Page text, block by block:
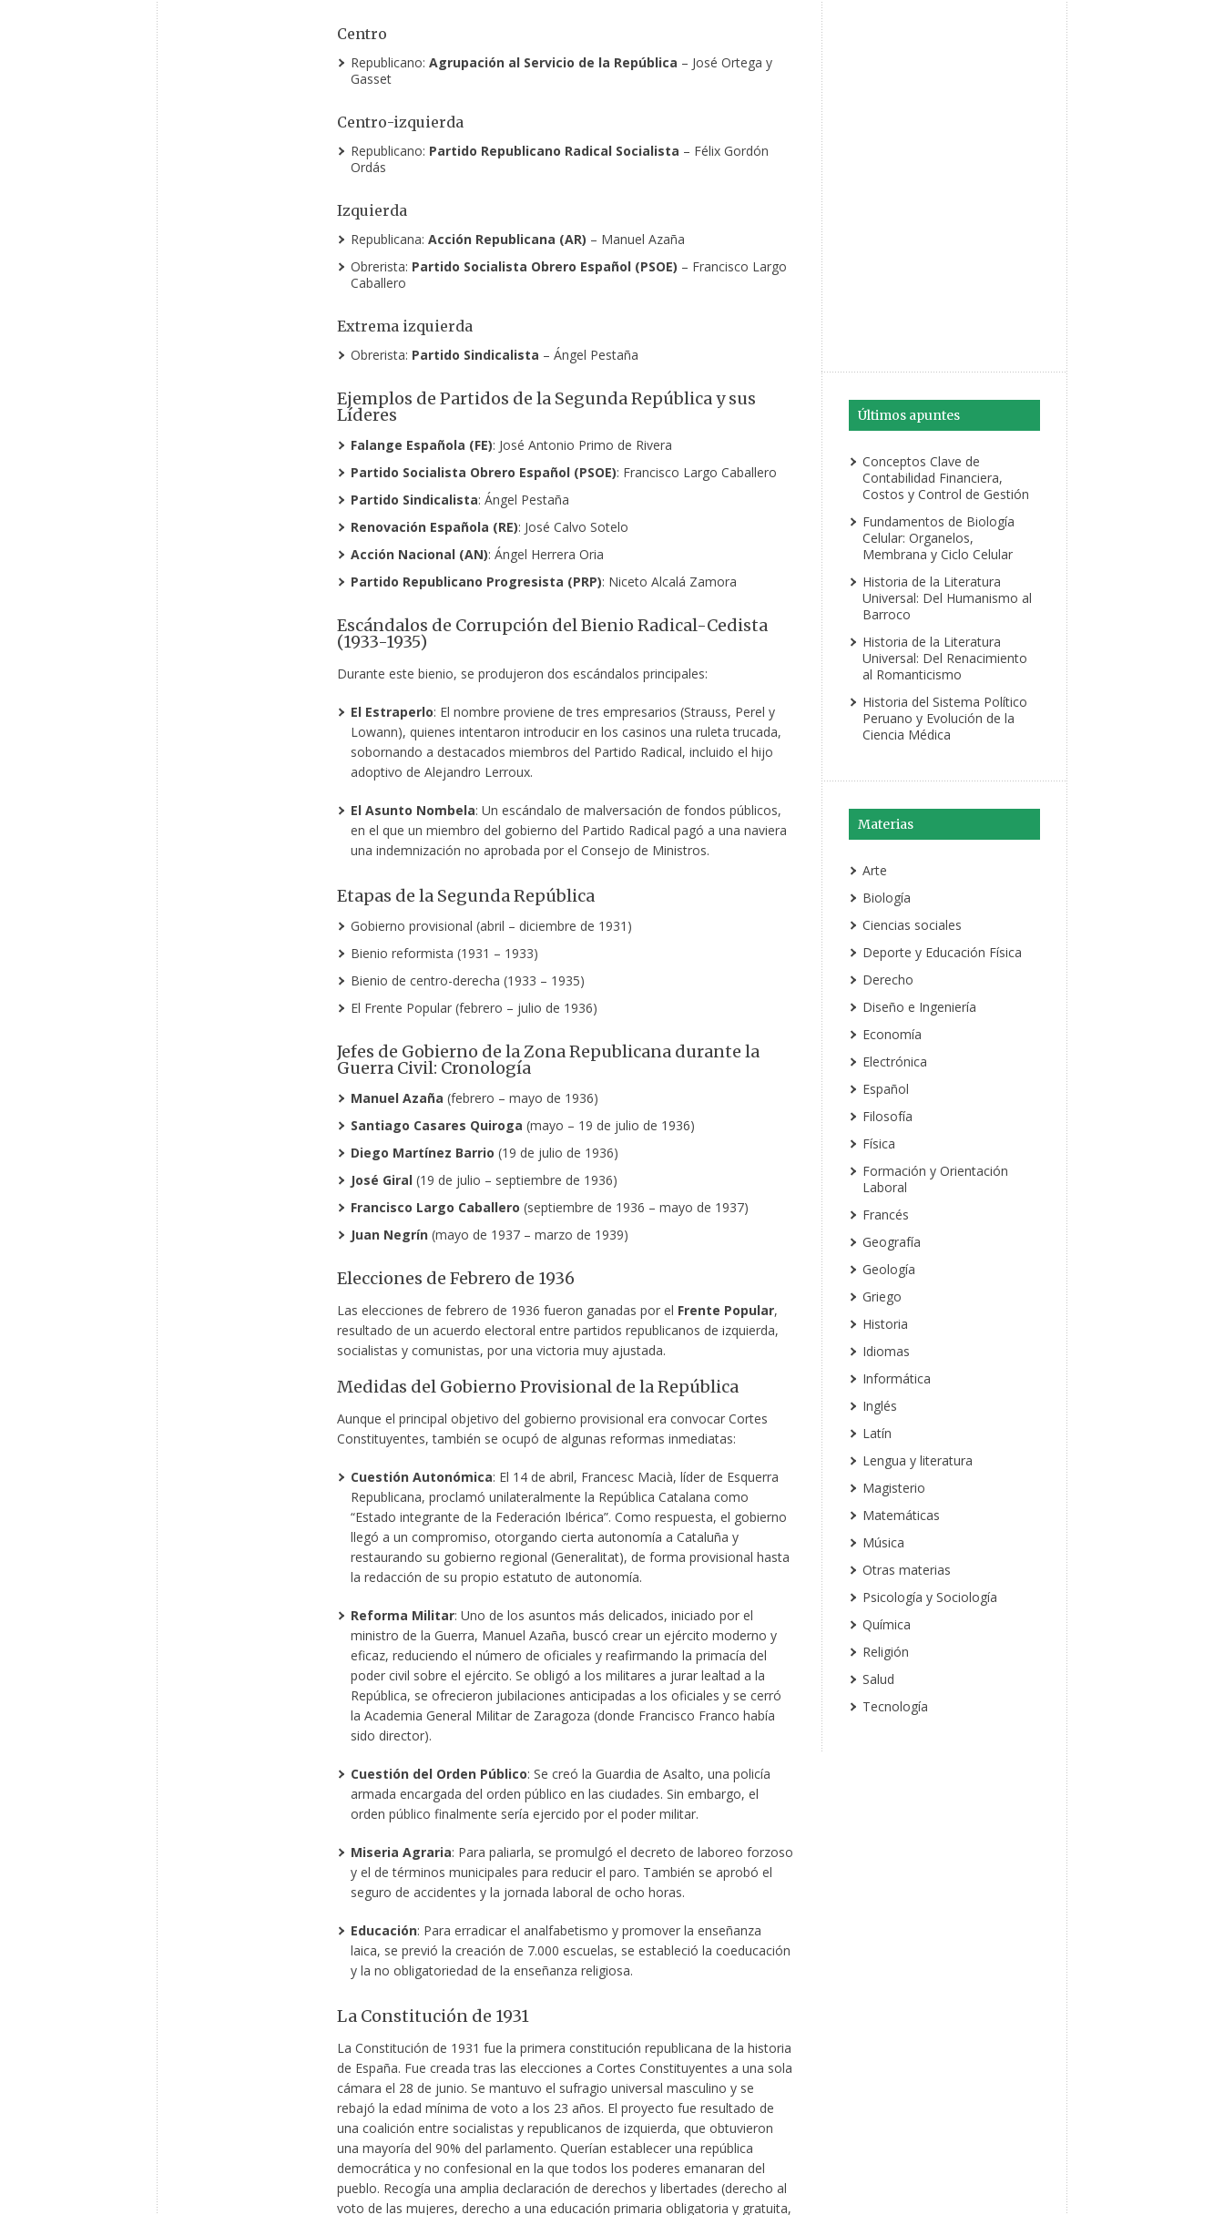
Centro
Republicano: Agrupación al Servicio de la República – José Ortega y
Gasset
Centro-izquierda
Republicano: Partido Republicano Radical Socialista – Félix Gordón
Ordás
Izquierda
Republicana: Acción Republicana (AR) – Manuel Azaña
Obrerista: Partido Socialista Obrero Español (PSOE) – Francisco Largo
Caballero
Extrema izquierda
Obrerista: Partido Sindicalista – Ángel Pestaña
Ejemplos de Partidos de la Segunda República y sus
Líderes
Falange Española (FE): José Antonio Primo de Rivera
Partido Socialista Obrero Español (PSOE): Francisco Largo Caballero
Partido Sindicalista: Ángel Pestaña
Renovación Española (RE): José Calvo Sotelo
Acción Nacional (AN): Ángel Herrera Oria
Partido Republicano Progresista (PRP): Niceto Alcalá Zamora
Escándalos de Corrupción del Bienio Radical-Cedista
(1933-1935)
Durante este bienio, se produjeron dos escándalos principales:
El Estraperlo: El nombre proviene de tres empresarios (Strauss, Perel y
Lowann), quienes intentaron introducir en los casinos una ruleta trucada,
sobornando a destacados miembros del Partido Radical, incluido el hijo
adoptivo de Alejandro Lerroux.
El Asunto Nombela: Un escándalo de malversación de fondos públicos,
en el que un miembro del gobierno del Partido Radical pagó a una naviera
una indemnización no aprobada por el Consejo de Ministros.
Etapas de la Segunda República
Gobierno provisional (abril – diciembre de 1931)
Bienio reformista (1931 – 1933)
Bienio de centro-derecha (1933 – 1935)
El Frente Popular (febrero – julio de 1936)
Jefes de Gobierno de la Zona Republicana durante la
Guerra Civil: Cronología
Manuel Azaña (febrero – mayo de 1936)
Santiago Casares Quiroga (mayo – 19 de julio de 1936)
Diego Martínez Barrio (19 de julio de 1936)
José Giral(19 de julio – septiembre de 1936)
Francisco Largo Caballero (septiembre de 1936 – mayo de 1937)
Juan Negrín(mayo de 1937 – marzo de 1939)
Elecciones de Febrero de 1936
Las elecciones de febrero de 1936 fueron ganadas por el Frente Popular,
resultado de un acuerdo electoral entre partidos republicanos de izquierda,
socialistas y comunistas, por una victoria muy ajustada.
Medidas del Gobierno Provisional de la República
Aunque el principal objetivo del gobierno provisional era convocar Cortes
Constituyentes, también se ocupó de algunas reformas inmediatas:
Cuestión Autonómica: El 14 de abril, Francesc Macià, líder de Esquerra
Republicana, proclamó unilateralmente la República Catalana como
“Estado integrante de la Federación Ibérica”. Como respuesta, el gobierno
llegó a un compromiso, otorgando cierta autonomía a Cataluña y
restaurando su gobierno regional (Generalitat), de forma provisional hasta
la redacción de su propio estatuto de autonomía.
Reforma Militar: Uno de los asuntos más delicados, iniciado por el
ministro de la Guerra, Manuel Azaña, buscó crear un ejército moderno y
eficaz, reduciendo el número de oficiales y reafirmando la primacía del
poder civil sobre el ejército. Se obligó a los militares a jurar lealtad a la
República, se ofrecieron jubilaciones anticipadas a los oficiales y se cerró
la Academia General Militar de Zaragoza (donde Francisco Franco había
sido director).
Cuestión del Orden Público: Se creó la Guardia de Asalto, una policía
armada encargada del orden público en las ciudades. Sin embargo, el
orden público finalmente sería ejercido por el poder militar.
Miseria Agraria: Para paliarla, se promulgó el decreto de laboreo forzoso
y el de términos municipales para reducir el paro. También se aprobó el
seguro de accidentes y la jornada laboral de ocho horas.
Educación: Para erradicar el analfabetismo y promover la enseñanza
laica, se previó la creación de 7.000 escuelas, se estableció la coeducación
y la no obligatoriedad de la enseñanza religiosa.
La Constitución de 1931
La Constitución de 1931 fue la primera constitución republicana de la historia
de España. Fue creada tras las elecciones a Cortes Constituyentes a una sola
cámara el 28 de junio. Se mantuvo el sufragio universal masculino y se
rebajó la edad mínima de voto a los 23 años. El proyecto fue resultado de
una coalición entre socialistas y republicanos de izquierda, que obtuvieron
una mayoría del 90% del parlamento. Querían establecer una república
democrática y no confesional en la que todos los poderes emanaran del
pueblo. Recogía una amplia declaración de derechos y libertades (derecho al
voto de las mujeres, derecho a una educación primaria obligatoria y gratuita,
Últimos apuntes
Conceptos Clave de
Contabilidad Financiera,
Costos y Control de Gestión
Fundamentos de Biología
Celular: Organelos,
Membrana y Ciclo Celular
Historia de la Literatura
Universal: Del Humanismo al
Barroco
Historia de la Literatura
Universal: Del Renacimiento
al Romanticismo
Historia del Sistema Político
Peruano y Evolución de la
Ciencia Médica
Materias
Arte
Biología
Ciencias sociales
Deporte y Educación Física
Derecho
Diseño e Ingeniería
Economía
Electrónica
Español
Filosofía
Física
Formación y Orientación
Laboral
Francés
Geografía
Geología
Griego
Historia
Idiomas
Informática
Inglés
Latín
Lengua y literatura
Magisterio
Matemáticas
Música
Otras materias
Psicología y Sociología
Química
Religión
Salud
Tecnología